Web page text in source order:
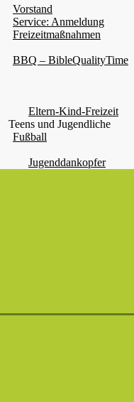
Vorstand
Service: Anmeldung
Freizeitmaßnahmen
BBQ – BibleQualityTime
Eltern-Kind-Freizeit
Teens und Jugendliche
Fußball
Jugenddankopfer